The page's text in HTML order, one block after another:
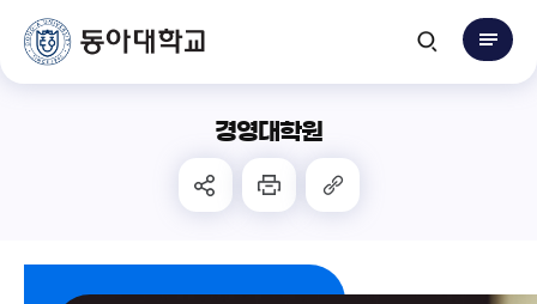
경영대학원